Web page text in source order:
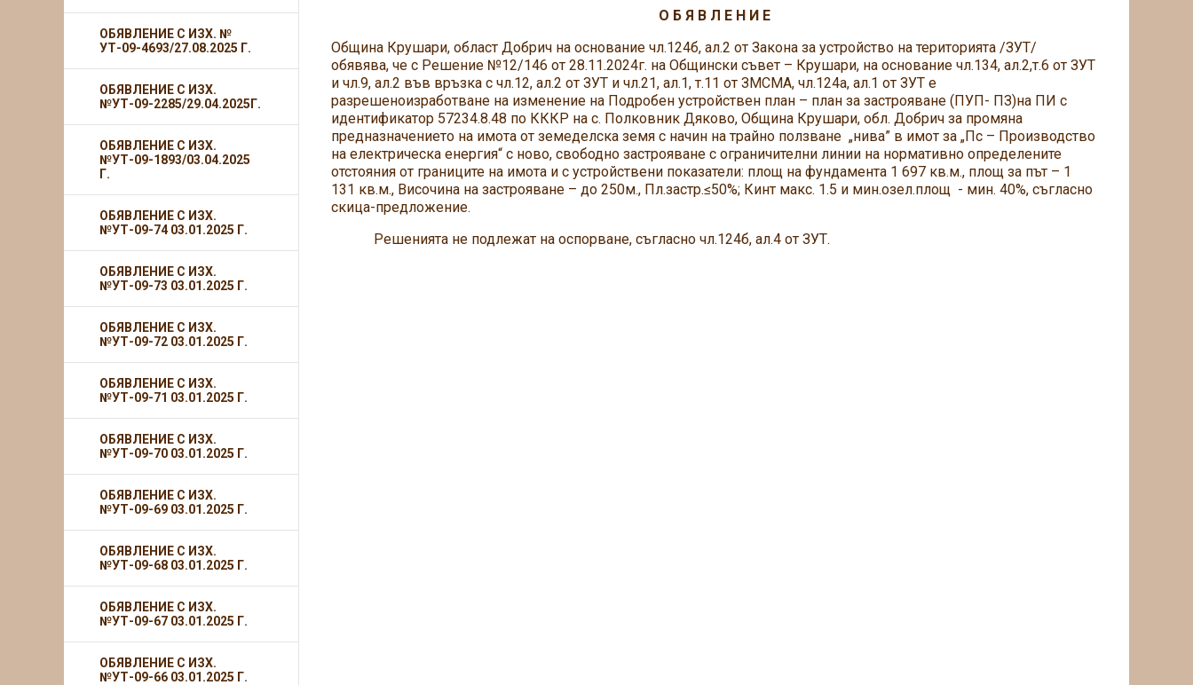
О Б Я В Л Е Н И Е
Община Крушари, област Добрич на основание чл.124б, ал.2 от Закона за устройство на територията /ЗУТ/
обявява, че с Решение №12/146 от 28.11.2024г. на Общински съвет – Крушари, на основание чл.134, ал.2,т.6 от ЗУТ
и чл.9, ал.2 във връзка с чл.12, ал.2 от ЗУТ и чл.21, ал.1, т.11 от ЗМСМА, чл.124а, ал.1 от ЗУТ е
разрешеноизработване на изменение на Подробен устройствен план – план за застрояване (ПУП- ПЗ)на ПИ с
идентификатор 57234.8.48 по КККР на с. Полковник Дяково, Община Крушари, обл. Добрич за промяна
предназначението на имота от земеделска земя с начин на трайно ползване „нива” в имот за „Пс – Производство
на електрическа енергия“ с ново, свободно застрояване с ограничителни линии на нормативно определените
отстояния от границите на имота и с устройствени показатели: площ на фундамента 1 697 кв.м., площ за път – 1
131 кв.м., Височина на застрояване – до 250м., Пл.застр.≤50%; Кинт макс. 1.5 и мин.озел.площ - мин. 40%, съгласно
скица-предложение.
Решенията не подлежат на оспорване, съгласно чл.124б, ал.4 от ЗУТ.
ОБЯВЛЕНИЕ С ИЗХ. №
УТ-09-4693/27.08.2025 Г.
ОБЯВЛЕНИЕ С ИЗХ.
№УТ-09-2285/29.04.2025Г.
ОБЯВЛЕНИЕ С ИЗХ.
№УТ-09-1893/03.04.2025
Г.
ОБЯВЛЕНИЕ С ИЗХ.
№УТ-09-74 03.01.2025 Г.
ОБЯВЛЕНИЕ С ИЗХ.
№УТ-09-73 03.01.2025 Г.
ОБЯВЛЕНИЕ С ИЗХ.
№УТ-09-72 03.01.2025 Г.
ОБЯВЛЕНИЕ С ИЗХ.
№УТ-09-71 03.01.2025 Г.
ОБЯВЛЕНИЕ С ИЗХ.
№УТ-09-70 03.01.2025 Г.
ОБЯВЛЕНИЕ С ИЗХ.
№УТ-09-69 03.01.2025 Г.
ОБЯВЛЕНИЕ С ИЗХ.
№УТ-09-68 03.01.2025 Г.
ОБЯВЛЕНИЕ С ИЗХ.
№УТ-09-67 03.01.2025 Г.
ОБЯВЛЕНИЕ С ИЗХ.
№УТ-09-66 03.01.2025 Г.